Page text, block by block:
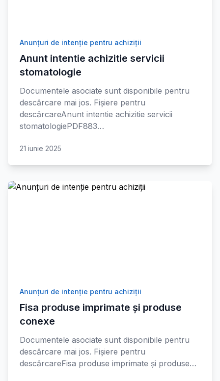
Anunțuri de intenție pentru achiziții
Anunt intentie achizitie servicii
stomatologie
Documentele asociate sunt disponibile pentru
descărcare mai jos. Fișiere pentru
descărcareAnunt intentie achizitie servicii
stomatologiePDF883…
21 iunie 2025
Anunțuri de intenție pentru achiziții
Fisa produse imprimate și produse
conexe
Documentele asociate sunt disponibile pentru
descărcare mai jos. Fișiere pentru
descărcareFisa produse imprimate și produse…